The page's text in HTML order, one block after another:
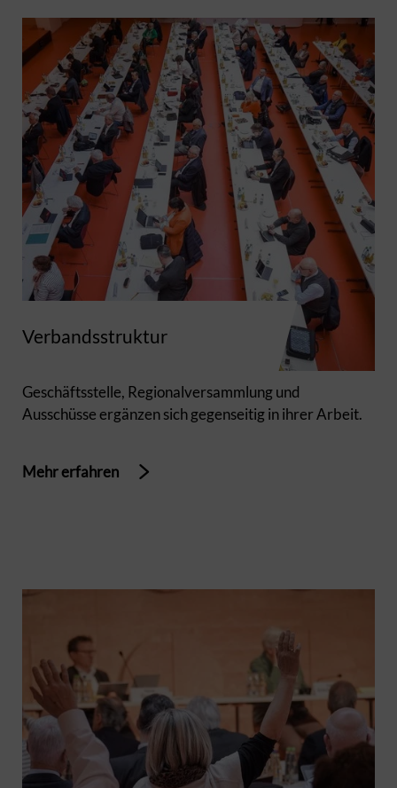
Verbandsstruktur
Geschäftsstelle, Regionalversammlung und
Ausschüsse ergänzen sich gegenseitig in ihrer Arbeit.
Mehr erfahren